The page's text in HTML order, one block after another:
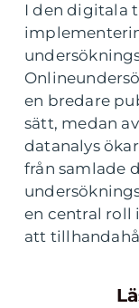
I den digitala
en bredare
sätt, medan
datanalys
från samlade
en central roll
att